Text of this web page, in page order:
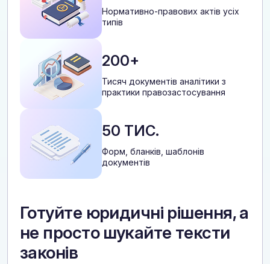
Нормативно-правових актів усіх
типів
200+
Тисяч документів аналітики з
практики правозастосування
50 ТИС.
Форм, бланків, шаблонів
документів
Готуйте юридичні рішення, а
не просто шукайте тексти
законів